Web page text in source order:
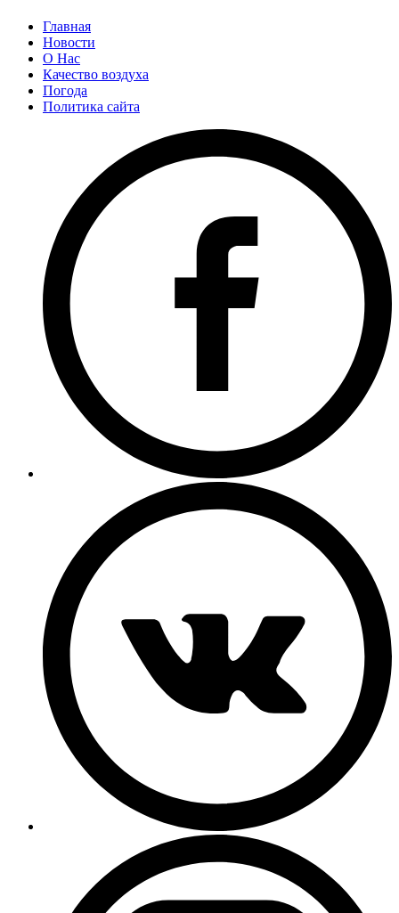
Главная
Новости
О Нас
Качество воздуха
Погода
Политика сайта